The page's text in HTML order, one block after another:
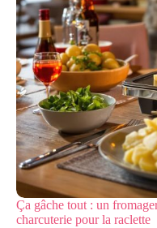
Ça gâche tout : un
charcuterie pour la raclette